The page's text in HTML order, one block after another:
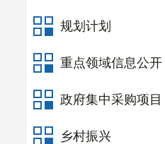
规划计划
重点领域信息公开
政府集中采购项目
乡村振兴